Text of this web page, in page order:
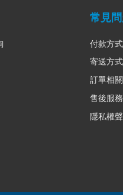
常見
付款方式
寄送方式
訂單相關
售後服
隱私權